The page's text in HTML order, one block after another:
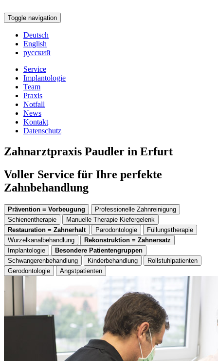
Toggle navigation
Deutsch
English
русский
Service
Implantologie
Team
Praxis
Notfall
News
Kontakt
Datenschutz
Zahnarztpraxis Paudler in Erfurt
Voller Service für Ihre perfekte
Zahnbehandlung
Prävention = Vorbeugung
Professionelle Zahnreinigung
Schienentherapie
Manuelle Therapie Kiefergelenk
Restauration = Zahnerhalt
Parodontologie
Füllungstherapie
Wurzelkanalbehandlung
Rekonstruktion = Zahnersatz
Implantologie
Besondere Patientengruppen
Schwangerenbehandlung
Kinderbehandlung
Rollstuhlpatienten
Gerodontologie
Angstpatienten